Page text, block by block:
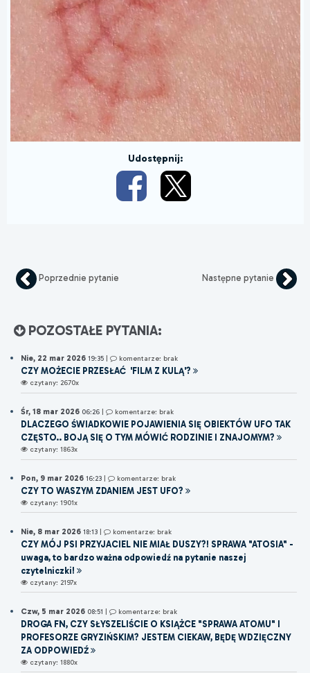
Udostępnij:
Poprzednie pytanie Następne pytanie
POZOSTAŁE PYTANIA:
Nie, 22 mar 2026 19:35 komentarze: brak
CZY MOŻECIE PRZESŁAĆ 'FILM Z KULĄ'?
czytany: 2670x
Śr, 18 mar 2026 06:26 komentarze: brak
DLACZEGO ŚWIADKOWIE POJAWIENIA SIĘ OBIEKTÓW UFO TAK
CZĘSTO.. BOJĄ SIĘ O TYM MÓWIĆ RODZINIE I ZNAJOMYM?
czytany: 1863x
Pon, 9 mar 2026 16:23 | komentarze: brak
CZY TO WASZYM ZDANIEM JEST UFO?
czytany: 1901x
Nie, 8 mar 2026 18:13 | komentarze: brak
CZY MÓJ PSI PRZYJACIEL NIE MIAŁ DUSZY?! SPRAWA "ATOSIA" -
uwaga, to bardzo ważna odpowiedź na pytanie naszej
czytelniczki!
czytany: 2197x
Czw, 5 mar 2026 08:51 | komentarze: brak
DROGA FN, CZY SŁYSZELIŚCIE O KSIĄŻCE "SPRAWA ATOMU" I
PROFESORZE GRYZIŃSKIM? JESTEM CIEKAW, BĘDĘ WDZIĘCZNY
ZA ODPOWIEDŹ
czytany: 1880x